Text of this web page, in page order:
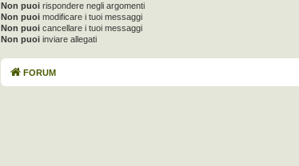
Non puoi rispondere negli argomenti
Non puoi modificare i tuoi messaggi
Non puoi cancellare i tuoi messaggi
Non puoi inviare allegati
FORUM